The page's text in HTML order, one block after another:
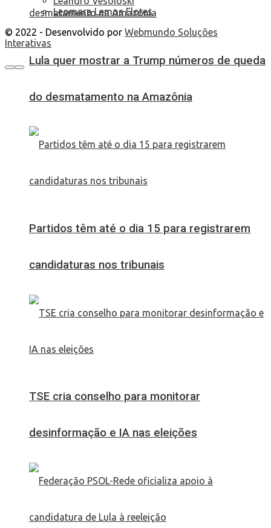
Lula quer mostrar a Trump números de queda
do desmatamento na Amazônia
Partidos têm até o dia 15 para registrarem
candidaturas nos tribunais
TSE cria conselho para monitorar
desinformação e IA nas eleições
Leomara Lemos Flores
© 2022 - Desenvolvido por Webmundo Soluções
Interativas